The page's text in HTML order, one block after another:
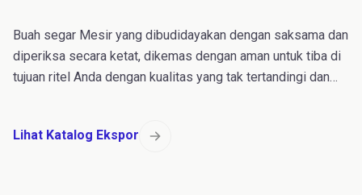
Buah segar Mesir yang dibudidayakan dengan saksama dan
diperiksa secara ketat, dikemas dengan aman untuk tiba di
tujuan ritel Anda dengan kualitas yang tak tertandingi dan
Lihat Katalog Ekspor